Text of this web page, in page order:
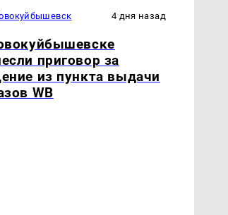
4 дня назад
приговор за
из пункта выдачи
WB